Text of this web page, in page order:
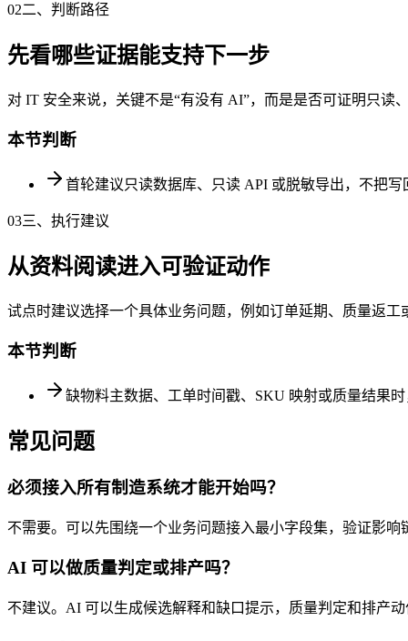
02二、判断路径
先看哪些证据能支持下一步
对 IT 安全来说，关键不是“有没有 AI”，而是是否可证明只
本节判断
首轮建议只读数据库、只读 API 或脱敏导出，不把
03三、执行建议
从资料阅读进入可验证动作
试点时建议选择一个具体业务问题，例如订单延期、质量返
本节判断
缺物料主数据、工单时间戳、SKU 映射或质量结果
常见问题
必须接入所有制造系统才能开始吗？
不需要。可以先围绕一个业务问题接入最小字段集，验证影响
AI 可以做质量判定或排产吗？
不建议。AI 可以生成候选解释和缺口提示，质量判定和排产